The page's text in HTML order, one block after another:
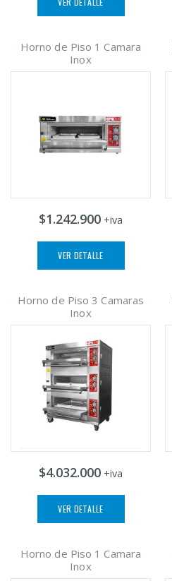
Horno de Piso 1 Camara
Inox
$1.242.900 +iva
VER DETALLE
Horno de Piso 3 Camaras
Inox
$4.032.000 +iva
VER DETALLE
Horno de Piso 1 Camara
Inox